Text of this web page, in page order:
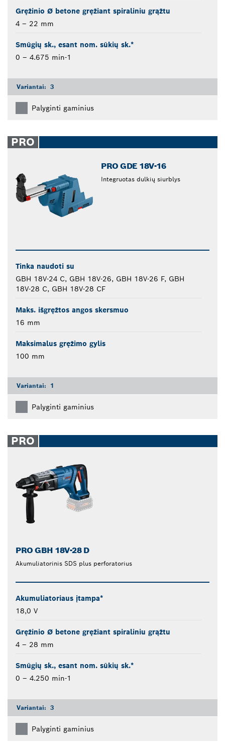
Gręžinio Ø betone gręžiant spiraliniu grąžtu
4 – 22 mm
Smūgių sk., esant nom. sūkių sk.*
0 – 4.675 min-1
Variantai: 3
Palyginti gaminius
PRO
PRO GDE 18V-16
Integruotas dulkių siurblys
Tinka naudoti su
GBH 18V-24 C, GBH 18V-26, GBH 18V-26 F, GBH
18V-28 C, GBH 18V-28 CF
Maks. išgręžtos angos skersmuo
16 mm
Maksimalus gręžimo gylis
100 mm
Variantai: 1
Palyginti gaminius
PRO
PRO GBH 18V-28 D
Akumuliatorinis SDS plus perforatorius
Akumuliatoriaus įtampa*
18,0 V
Gręžinio Ø betone gręžiant spiraliniu grąžtu
4 – 28 mm
Smūgių sk., esant nom. sūkių sk.*
0 – 4.250 min-1
Variantai: 3
Palyginti gaminius